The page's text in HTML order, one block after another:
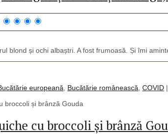
blond și ochi albaștri. A fost frumoasă. Și îmi
europeană Bucătărie românească COVID |
cu broccoli și brânză